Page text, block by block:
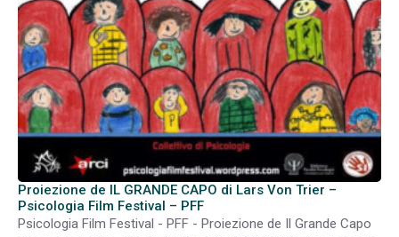
Proiezione de IL GRANDE CAPO di Lars Von Trier –
Psicologia Film Festival – PFF
Psicologia Film Festival - PFF - Proiezione de Il Grande Capo